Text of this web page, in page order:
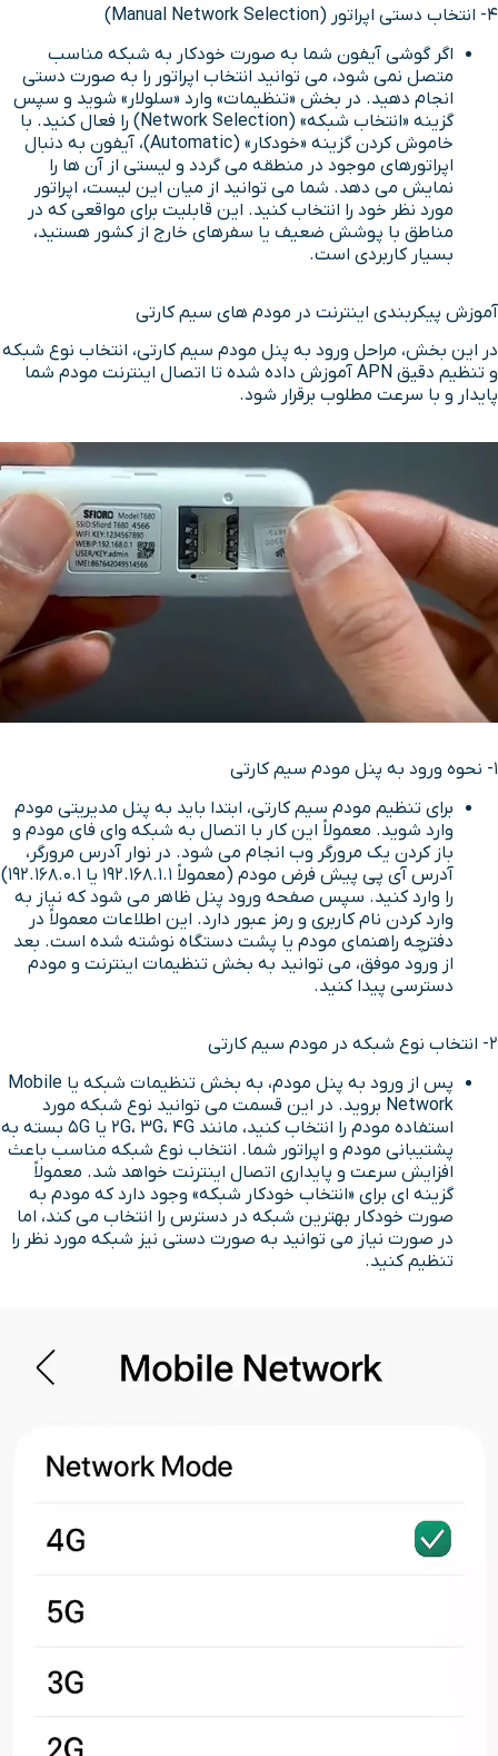
4- انتخاب دستی اپراتور (Manual Network Selection)
اگر گوشی آیفون شما به صورت خودکار به شبکه مناسب
متصل نمی شود، می توانید انتخاب اپراتور را به صورت دستی
انجام دهید. در بخش «تنظیمات» وارد «سلولار» شوید و سپس
گزینه «انتخاب شبکه» (Network Selection) را فعال کنید. با
خاموش کردن گزینه «خودکار» (Automatic)، آیفون به دنبال
اپراتورهای موجود در منطقه می گردد و لیستی از آن ها را
نمایش می دهد. شما می توانید از میان این لیست، اپراتور
مورد نظر خود را انتخاب کنید. این قابلیت برای مواقعی که در
مناطق با پوشش ضعیف یا سفرهای خارج از کشور هستید،
بسیار کاربردی است.
آموزش پیکربندی اینترنت در مودم های سیم کارتی
در این بخش، مراحل ورود به پنل مودم سیم کارتی، انتخاب نوع شبکه
و تنظیم دقیق APN آموزش داده شده تا اتصال اینترنت مودم شما
پایدار و با سرعت مطلوب برقرار شود.
1- نحوه ورود به پنل مودم سیم کارتی
برای تنظیم مودم سیم کارتی، ابتدا باید به پنل مدیریتی مودم
وارد شوید. معمولاً این کار با اتصال به شبکه وای فای مودم و
باز کردن یک مرورگر وب انجام می شود. در نوار آدرس مرورگر،
آدرس آی پی پیش فرض مودم (معمولاً 192.168.1.1 یا 192.168.0.1)
را وارد کنید. سپس صفحه ورود پنل ظاهر می شود که نیاز به
وارد کردن نام کاربری و رمز عبور دارد. این اطلاعات معمولاً در
دفترچه راهنمای مودم یا پشت دستگاه نوشته شده است. بعد
از ورود موفق، می توانید به بخش تنظیمات اینترنت و مودم
دسترسی پیدا کنید.
2- انتخاب نوع شبکه در مودم سیم کارتی
پس از ورود به پنل مودم، به بخش تنظیمات شبکه یا Mobile
Network بروید. در این قسمت می توانید نوع شبکه مورد
استفاده مودم را انتخاب کنید، مانند 2G، 3G، 4G یا 5G بسته به
پشتیبانی مودم و اپراتور شما. انتخاب نوع شبکه مناسب باعث
افزایش سرعت و پایداری اتصال اینترنت خواهد شد. معمولاً
گزینه ای برای «انتخاب خودکار شبکه» وجود دارد که مودم به
صورت خودکار بهترین شبکه در دسترس را انتخاب می کند، اما
در صورت نیاز می توانید به صورت دستی نیز شبکه مورد نظر را
تنظیم کنید.